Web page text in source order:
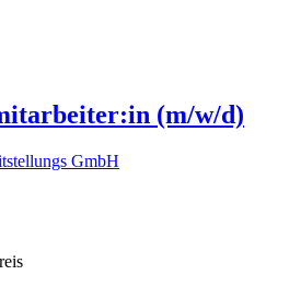
(m/w/d)
GmbH